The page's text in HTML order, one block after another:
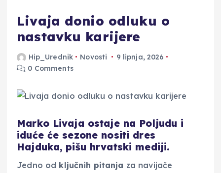
Livaja donio odluku o
nastavku karijere
Hip_Urednik Novosti
9 lipnja, 2026
0 Comments
Marko Livaja ostaje na Poljudu i
iduće će sezone nositi dres
Hajduka, pišu hrvatski mediji.
Jedno od ključnih pitanja za navijače